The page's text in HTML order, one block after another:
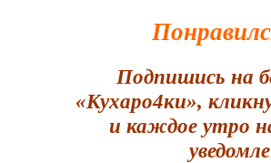
Подпишись на
«Кухаро4ки»,
и каждое утро